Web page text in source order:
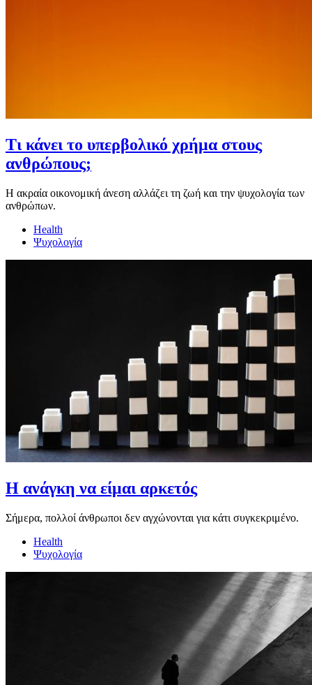
Τι κάνει το υπερβολικό χρήμα στους
ανθρώπους;
Η ακραία οικονομική άνεση αλλάζει τη ζωή και την ψυχολογία των
ανθρώπων.
Health
Ψυχολογία
Η ανάγκη να είμαι αρκετός
Σήμερα, πολλοί άνθρωποι δεν αγχώνονται για κάτι συγκεκριμένο.
Health
Ψυχολογία